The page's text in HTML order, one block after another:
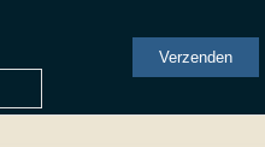
Verzenden